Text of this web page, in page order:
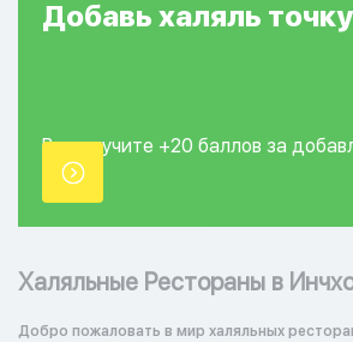
Добавь халяль точку
Вы получите +20 баллов за
точки.
Халяльные Рестораны в
Добро пожаловать в мир халяльных